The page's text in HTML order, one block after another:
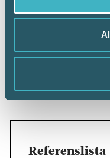
gynnar inte heller
bättre tolkning
avdrag för
andra kostnader
Med förhoppning
ska det bli
rättsutvecklingen
Referenslista